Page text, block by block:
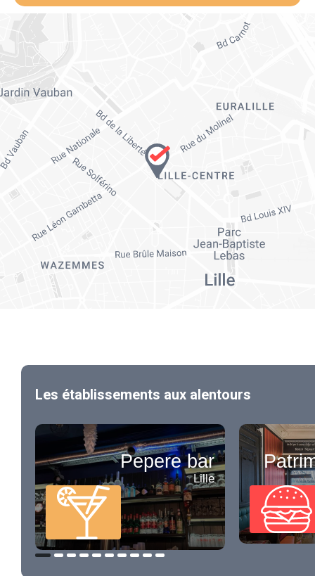
Les établissements aux alentours
Pepere bar
Lille